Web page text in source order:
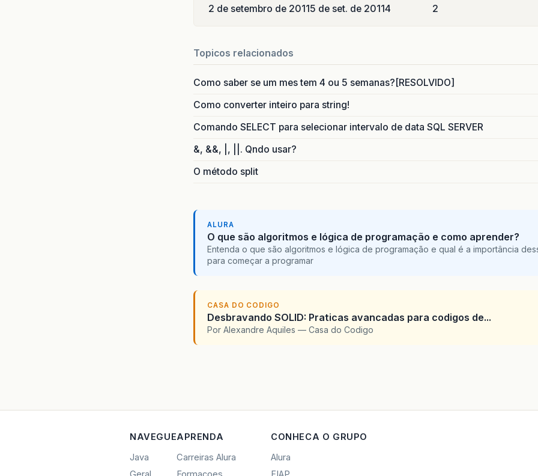
2 de setembro de 20115 de set. de 20114 2
Topicos relacionados
Como saber se um mes tem 4 ou 5 semanas?[RESOLVIDO]
Como converter inteiro para string!
Comando SELECT para selecionar intervalo de data SQL SERVER
&, &&, |, ||. Qndo usar?
O método split
ALURA
O que são algoritmos e lógica de programação e como aprender?
Entenda o que são algoritmos e lógica de programação e qual é a importância
para começar a programar
CASA DO CODIGO
Desbravando SOLID: Praticas avancadas para codigos de...
Por Alexandre Aquiles — Casa do Codigo
NAVEGUE
Java
APRENDA
Carreiras Alura
CONHECA O GRUPO
Alura